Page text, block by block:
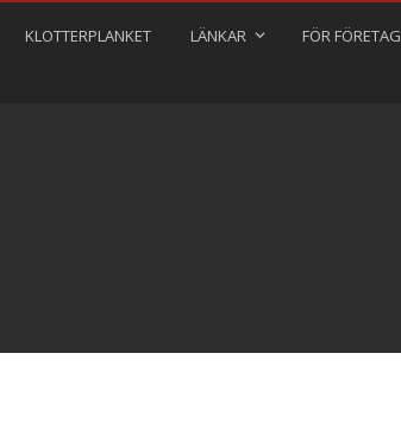
KLOTTERPLANKET LÄNKAR FÖR FÖRETAG